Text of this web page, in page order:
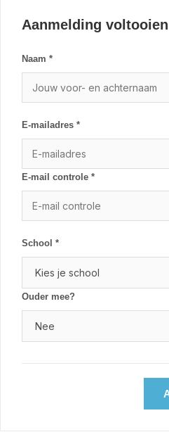
Aanmelding voltooien
Naam *
E-mailadres *
E-mail controle *
School *
Ouder mee?